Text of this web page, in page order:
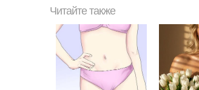
Читайте также